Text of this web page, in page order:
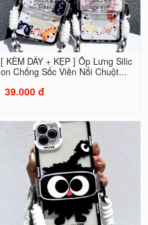
[ KÈM DÂY + KẸP ] Ốp Lưng Silic
on Chống Sốc Viền Nổi Chuột...
39.000 đ